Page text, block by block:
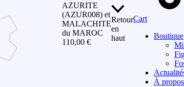
AZURITE
(AZUR008) et
MALACHITE
du MAROC
110,00 €
Retour
en
haut
Cart
Boutique
À propos